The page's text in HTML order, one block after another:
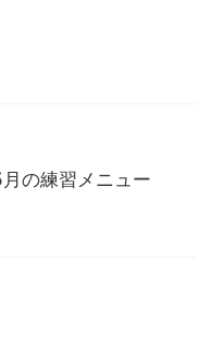
の練習メニュー